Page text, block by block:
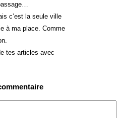
c’est la seule ville
à ma place. Comme
tes articles avec